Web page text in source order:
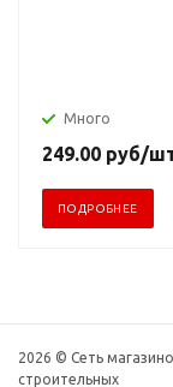
Много
249.00 руб/
ПОДРОБНЕЕ
2026 © Сеть
строительных